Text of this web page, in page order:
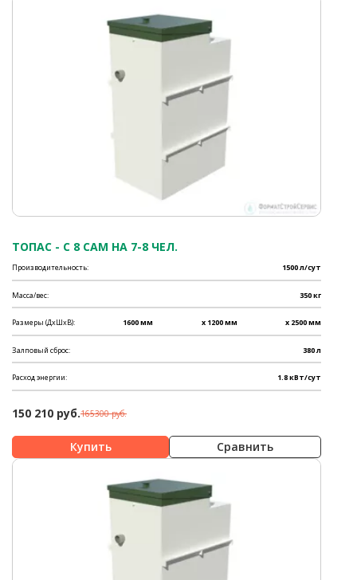
ТОПАС - C 8 САМ НА 7-8 ЧЕЛ.
Производительность: 1500 л/сут
Масса/вес: 350 кг
Размеры (ДхШхВ): 1600 мм x 1200 мм x 2500 мм
Залповый сброс: 380 л
Расход энергии: 1.8 кВт/сут
150 210 руб.165300 руб.
Сравнить